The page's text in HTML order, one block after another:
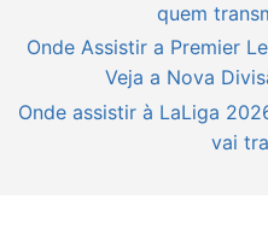
quem
Onde Assistir a Premier
Veja a Nova
Onde assistir à LaLiga
vai